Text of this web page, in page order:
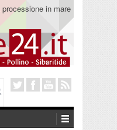
in mare
la reliquia